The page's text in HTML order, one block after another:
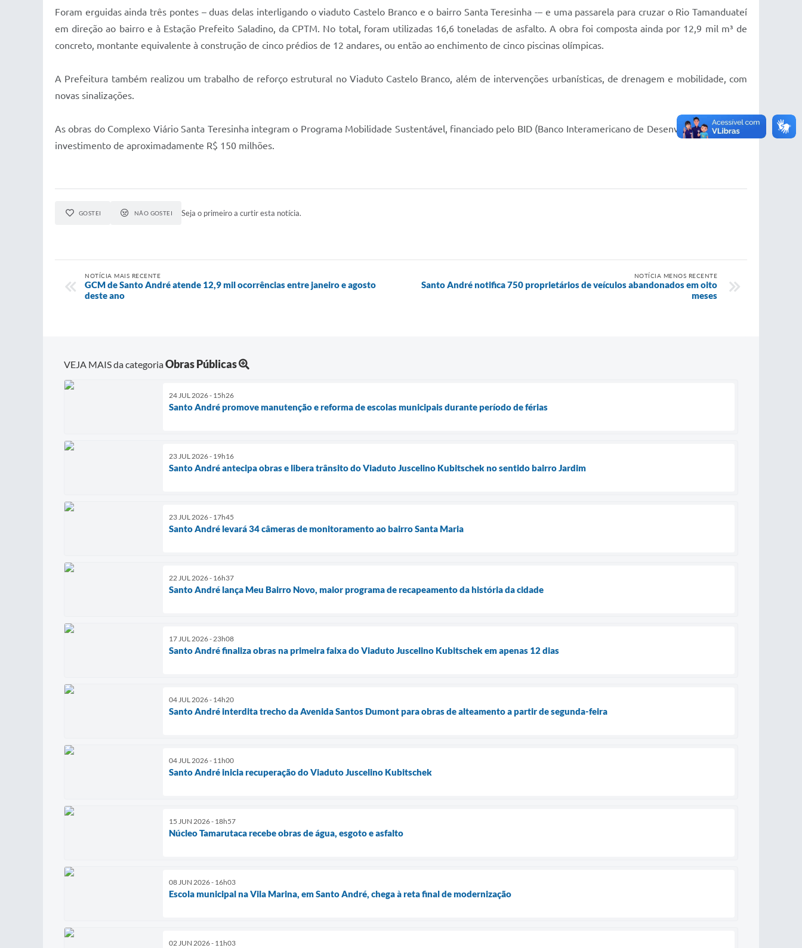
Foram erguidas ainda três pontes – duas delas interligando o viaduto Castelo Branco e o bairro Santa Teresinha -– e uma passarela para cruzar o Rio Tamanduateí
em direção ao bairro e à Estação Prefeito Saladino, da CPTM. No total, foram utilizadas 16,6 toneladas de asfalto. A obra foi composta ainda por 12,9 mil m³ de
concreto, montante equivalente à construção de cinco prédios de 12 andares, ou então ao enchimento de cinco piscinas olímpicas.
A Prefeitura também realizou um trabalho de reforço estrutural no Viaduto Castelo Branco, além de intervenções urbanísticas, de drenagem e mobilidade, com
novas sinalizações.
As obras do Complexo Viário Santa Teresinha integram o Programa Mobilidade Sustentável, financiado pelo BID (Banco Interamericano de Desenvolvimento), com
investimento de aproximadamente R$ 150 milhões.
GOSTEI NÃO GOSTEI Seja o primeiro a curtir esta notícia.
NOTÍCIA MAIS RECENTE
GCM de Santo André atende 12,9 mil ocorrências entre janeiro e agosto
deste ano
NOTÍCIA MENOS RECENTE
Santo André notifica 750 proprietários de veículos abandonados em oito
meses
VEJA MAIS da categoriaObras Públicas
24 JUL 2026 - 15h26
Santo André promove manutenção e reforma de escolas municipais durante período de férias
23 JUL 2026 - 19h16
Santo André antecipa obras e libera trânsito do Viaduto Juscelino Kubitschek no sentido bairro Jardim
23 JUL 2026 - 17h45
Santo André levará 34 câmeras de monitoramento ao bairro Santa Maria
22 JUL 2026 - 16h37
Santo André lança Meu Bairro Novo, maior programa de recapeamento da história da cidade
17 JUL 2026 - 23h08
Santo André finaliza obras na primeira faixa do Viaduto Juscelino Kubitschek em apenas 12 dias
04 JUL 2026 - 14h20
Santo André interdita trecho da Avenida Santos Dumont para obras de alteamento a partir de segunda-feira
04 JUL 2026 - 11h00
Santo André inicia recuperação do Viaduto Juscelino Kubitschek
15 JUN 2026 - 18h57
Núcleo Tamarutaca recebe obras de água, esgoto e asfalto
08 JUN 2026 - 16h03
Escola municipal na Vila Marina, em Santo André, chega à reta final de modernização
02 JUN 2026 - 11h03